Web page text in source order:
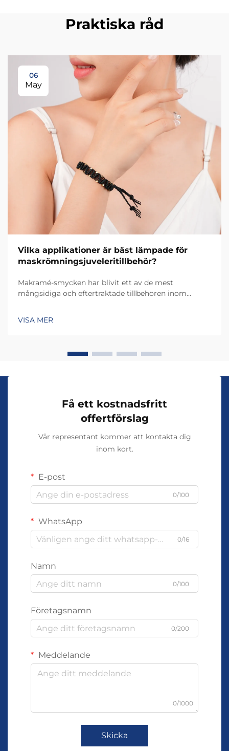
Praktiska råd
06
May
Vilka applikationer är bäst lämpade för
maskrömningsjuveleritillbehör?
Makramé-smycken har blivit ett av de mest
mångsidiga och eftertraktade tillbehören inom
bärning till specialiserade ceremoniella tillfällen. Att
VISA MER
Få ett kostnadsfritt
offertförslag
Vår representant kommer att kontakta dig
inom kort.
E-post
0/100
WhatsApp
0/16
Namn
0/100
Företagsnamn
0/200
Meddelande
0/1000
Skicka